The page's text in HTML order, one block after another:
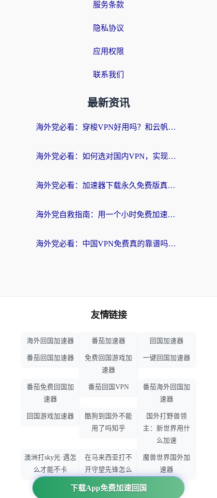
服务条款
隐私协议
应用权限
联系我们
最新资讯
海外党必看：穿梭VPN好用吗？和云帆VPN对比哪个回国效果更好？附真实测评+避坑指南
海外党必看：如何选对国内VPN，实现无缝访问国内资源？
海外党必看：加速器下载永久免费版真的存在吗？教你无缝访问国内资源的正确姿势
海外党自救指南：用一个小时免费加速器，轻松打破国内资源访问壁垒？
海外党必看：中国VPN免费真的靠谱吗？手把手教你选对回国加速器
下载App免费加速回国
友情链接
海外回国加速器 番茄加速器 回国加速器
番茄回国加速器
免费回国游戏加
速器
一键回国加速器
番茄免费回国加
速器
番茄回国VPN
番茄海外回国加
速器
回国游戏加速器
酷狗到国外不能
用了吗知乎
国外打野兽领
主：新世界用什
么加速
澳洲打sky光·遇怎
么才能不卡
在马来西亚打不
开守望先锋怎么
办
魔兽世界国外加
速器